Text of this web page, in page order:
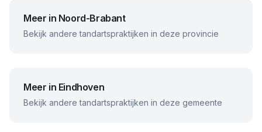
Meer in Noord-Brabant
Bekijk andere tandartspraktijken in deze provincie
Meer in Eindhoven
Bekijk andere tandartspraktijken in deze gemeente